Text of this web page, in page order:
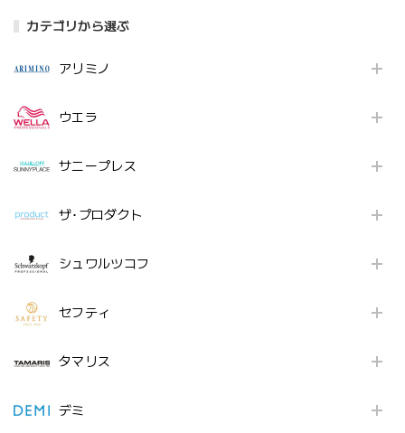
カテゴリから選ぶ
アリミノ
ウエラ
サニープレス
ザ･プロダクト
シュワルツコフ
セフティ
タマリス
デミ